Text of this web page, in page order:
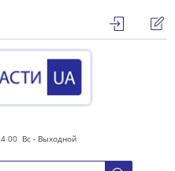
00 Вс - Выходной